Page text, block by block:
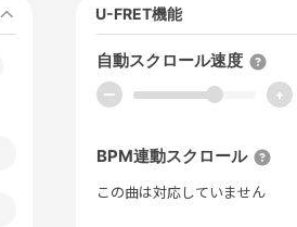
U-FRET機能
自動スクロール速度
ー +
BPM連動スクロール
この曲は対応していません